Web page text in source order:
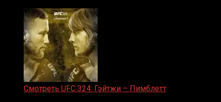
Смотреть UFC 324: Гэйтжи – Пимблетт